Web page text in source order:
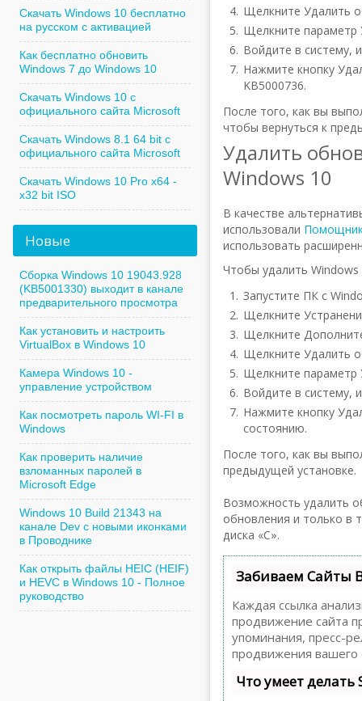
Щелкните Удалить
Щелкните параметр
Войдите в систему,
Нажмите кнопку
KB5000736.
После того, как вы
чтобы вернуться к
Удалить
Windows 10
В качестве
использовали
использовать
Чтобы удалить
Запустите ПК с
Щелкните
Щелкните
Щелкните Удалить
Щелкните параметр
Войдите в систему,
Нажмите кнопку
состоянию.
После того, как вы
предыдущей установке.
Возможность удалить
обновления и только в
диска «C».
Забиваем Сайты
Каждая ссылка
продвижение сайта
упоминания, пресс-
продвижения вашего
Что умеет делать
Скачать Windows 10 бесплатно
на русском с активацией
Как бесплатно обновить
Windows 7 до Windows 10
Скачать Windows 10 с
официального сайта Microsoft
Скачать Windows 8.1 64 bit с
официального сайта Microsoft
Скачать Windows 10 Pro x64 -
x32 bit ISO
Новые
Сборка Windows 10 19043.928
(KB5001330) выходит в канале
предварительного просмотра
Как установить и настроить
VirtualBox в Windows 10
Камера Windows 10 -
управление устройством
Как посмотреть пароль WI-FI в
Windows
Как проверить наличие
взломанных паролей в
Microsoft Edge
Windows 10 Build 21343 на
канале Dev с новыми иконками
в Проводнике
Как открыть файлы HEIC (HEIF)
и HEVC в Windows 10 - Полное
руководство